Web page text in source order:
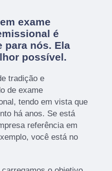
exame
é
para nós. Ela
possível.
tradição e
de exame
tendo em vista que
há anos. Se está
referência em
você está no